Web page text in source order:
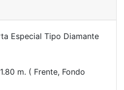
Especial Tipo Diamante
m. ( Frente, Fondo